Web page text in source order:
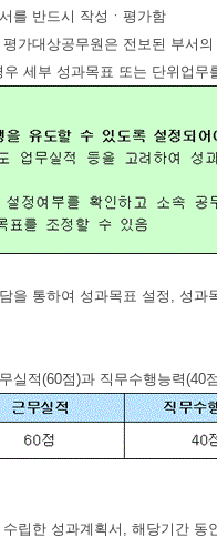
를 반드시 작성ㆍ평가함
가대상공무원은 전보된 부서
세부 성과목표 또는 단위업
을 통하여 성과목표 설정, 성
실적(60점)과 직무수행능력(40
립한 성과계획서, 해당기간